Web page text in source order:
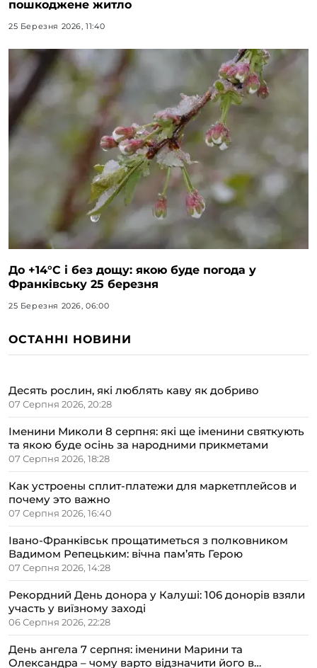
пошкоджене житло
25 Березня 2026, 11:40
До +14°C і без дощу: якою буде погода у
Франківську 25 березня
25 Березня 2026, 06:00
ОСТАННІ НОВИНИ
Десять рослин, які люблять каву як добриво
07 Серпня 2026, 20:28
Іменини Миколи 8 серпня: які ще іменини святкують
та якою буде осінь за народними прикметами
07 Серпня 2026, 18:28
Как устроены сплит-платежи для маркетплейсов и
почему это важно
07 Серпня 2026, 16:40
Івано-Франківськ прощатиметься з полковником
Вадимом Репецьким: вічна пам’ять Герою
07 Серпня 2026, 14:28
Рекордний День донора у Калуші: 106 донорів взяли
участь у виїзному заході
06 Серпня 2026, 22:28
День ангела 7 серпня: іменини Марини та
Олександра – чому варто відзначити його в